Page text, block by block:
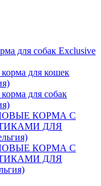
для собак Exclusive
для кошек
для собак
КОРМА С
ДЛЯ
КОРМА С
ДЛЯ